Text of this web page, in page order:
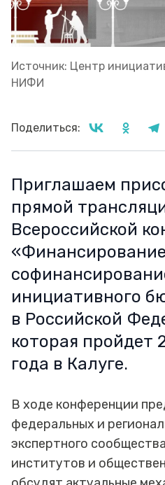
Источник: Центр
НИФИ
Поделиться:
Приглашаем
прямой
Всероссийской
инициативного
в Российской
которая пройдет
года в Калуге.
В ходе конференции
федеральных и
экспертного
институтов и